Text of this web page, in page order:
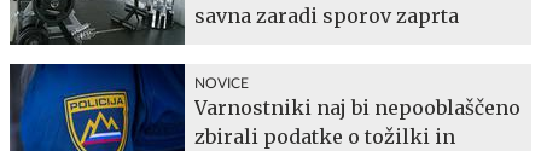
savna zaradi sporov zaprta
NOVICE
Varnostniki naj bi nepooblaščeno
zbirali podatke o tožilki in